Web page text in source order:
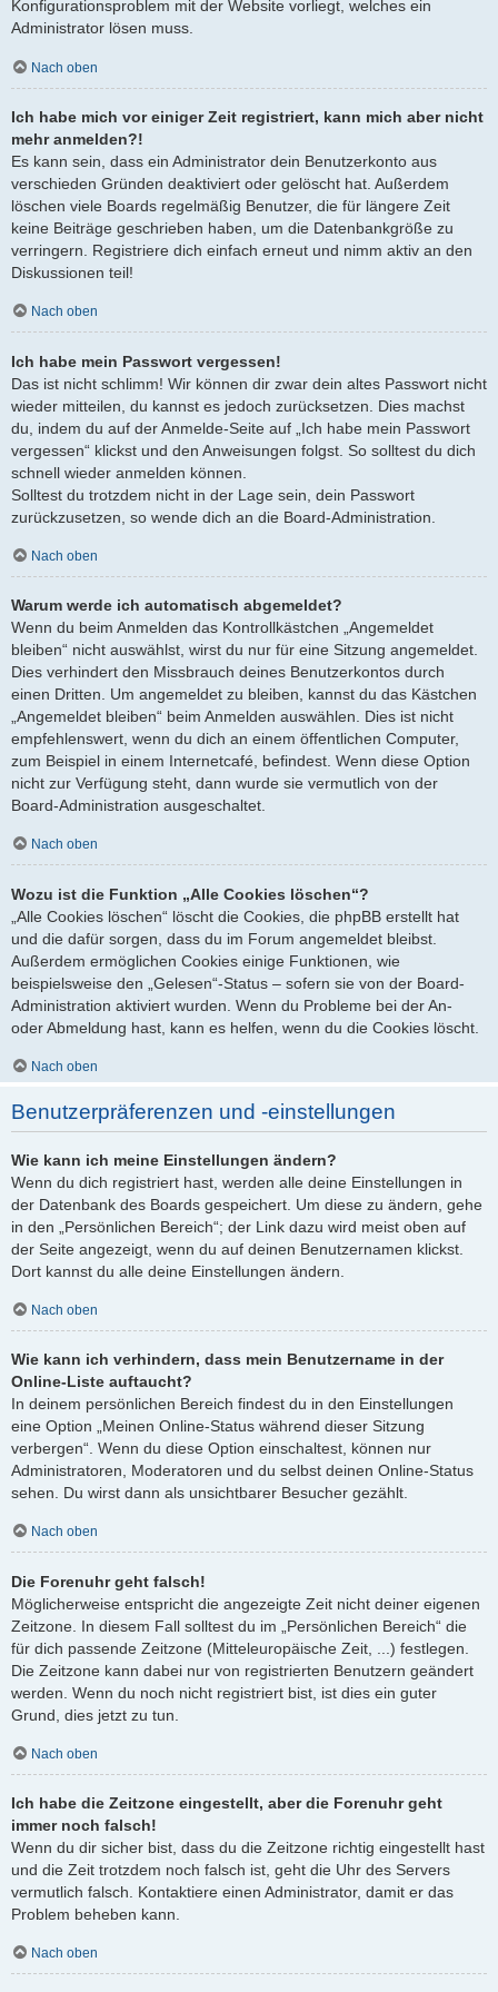
Konfigurationsproblem mit der Website vorliegt, welches ein
Administrator lösen muss.
Nach oben
Ich habe mich vor einiger Zeit registriert, kann mich aber nicht
mehr anmelden?!
Es kann sein, dass ein Administrator dein Benutzerkonto aus
verschieden Gründen deaktiviert oder gelöscht hat. Außerdem
löschen viele Boards regelmäßig Benutzer, die für längere Zeit
keine Beiträge geschrieben haben, um die Datenbankgröße zu
verringern. Registriere dich einfach erneut und nimm aktiv an den
Diskussionen teil!
Nach oben
Ich habe mein Passwort vergessen!
Das ist nicht schlimm! Wir können dir zwar dein altes Passwort nicht
wieder mitteilen, du kannst es jedoch zurücksetzen. Dies machst
du, indem du auf der Anmelde-Seite auf „Ich habe mein Passwort
vergessen“ klickst und den Anweisungen folgst. So solltest du dich
schnell wieder anmelden können.
Solltest du trotzdem nicht in der Lage sein, dein Passwort
zurückzusetzen, so wende dich an die Board-Administration.
Nach oben
Warum werde ich automatisch abgemeldet?
Wenn du beim Anmelden das Kontrollkästchen „Angemeldet
bleiben“ nicht auswählst, wirst du nur für eine Sitzung angemeldet.
Dies verhindert den Missbrauch deines Benutzerkontos durch
einen Dritten. Um angemeldet zu bleiben, kannst du das Kästchen
„Angemeldet bleiben“ beim Anmelden auswählen. Dies ist nicht
empfehlenswert, wenn du dich an einem öffentlichen Computer,
zum Beispiel in einem Internetcafé, befindest. Wenn diese Option
nicht zur Verfügung steht, dann wurde sie vermutlich von der
Board-Administration ausgeschaltet.
Nach oben
Wozu ist die Funktion „Alle Cookies löschen“?
„Alle Cookies löschen“ löscht die Cookies, die phpBB erstellt hat
und die dafür sorgen, dass du im Forum angemeldet bleibst.
Außerdem ermöglichen Cookies einige Funktionen, wie
beispielsweise den „Gelesen“-Status – sofern sie von der Board-
Administration aktiviert wurden. Wenn du Probleme bei der An-
oder Abmeldung hast, kann es helfen, wenn du die Cookies löscht.
Nach oben
Benutzerpräferenzen und -einstellungen
Wie kann ich meine Einstellungen ändern?
Wenn du dich registriert hast, werden alle deine Einstellungen in
der Datenbank des Boards gespeichert. Um diese zu ändern, gehe
in den „Persönlichen Bereich“; der Link dazu wird meist oben auf
der Seite angezeigt, wenn du auf deinen Benutzernamen klickst.
Dort kannst du alle deine Einstellungen ändern.
Nach oben
Wie kann ich verhindern, dass mein Benutzername in der
Online-Liste auftaucht?
In deinem persönlichen Bereich findest du in den Einstellungen
eine Option „Meinen Online-Status während dieser Sitzung
verbergen“. Wenn du diese Option einschaltest, können nur
Administratoren, Moderatoren und du selbst deinen Online-Status
sehen. Du wirst dann als unsichtbarer Besucher gezählt.
Nach oben
Die Forenuhr geht falsch!
Möglicherweise entspricht die angezeigte Zeit nicht deiner eigenen
Zeitzone. In diesem Fall solltest du im „Persönlichen Bereich“ die
für dich passende Zeitzone (Mitteleuropäische Zeit, ...) festlegen.
Die Zeitzone kann dabei nur von registrierten Benutzern geändert
werden. Wenn du noch nicht registriert bist, ist dies ein guter
Grund, dies jetzt zu tun.
Nach oben
Ich habe die Zeitzone eingestellt, aber die Forenuhr geht
immer noch falsch!
Wenn du dir sicher bist, dass du die Zeitzone richtig eingestellt hast
und die Zeit trotzdem noch falsch ist, geht die Uhr des Servers
vermutlich falsch. Kontaktiere einen Administrator, damit er das
Problem beheben kann.
Nach oben